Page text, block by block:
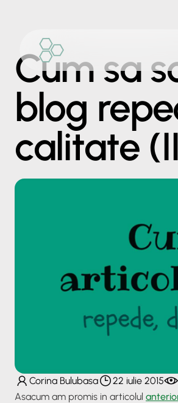
Cum sa
blog
calitate
Corina Bulubasa 22 iulie 2015
Asacum am promis in articolul